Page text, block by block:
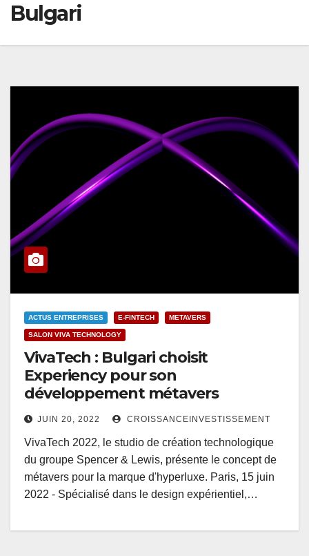
Bulgari
ACTUS ENTREPRISES E-FINTECH METAVERS
SALON VIVA TECHNOLOGY
VivaTech : Bulgari choisit
Experiency pour son
développement métavers
JUIN 20, 2022 CROISSANCEINVESTISSEMENT
VivaTech 2022, le studio de création technologique
du groupe Spencer & Lewis, présente le concept de
métavers pour la marque d'hyperluxe. Paris, 15 juin
2022 - Spécialisé dans le design expérientiel,…